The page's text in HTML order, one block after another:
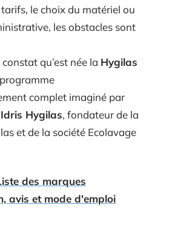
le choix du matériel ou
les obstacles sont
constat qu’est née la Hygilas
complet imaginé par
Idris Hygilas, fondateur de la
et de la société Ecolavage
des marques
avis et mode d'emploi